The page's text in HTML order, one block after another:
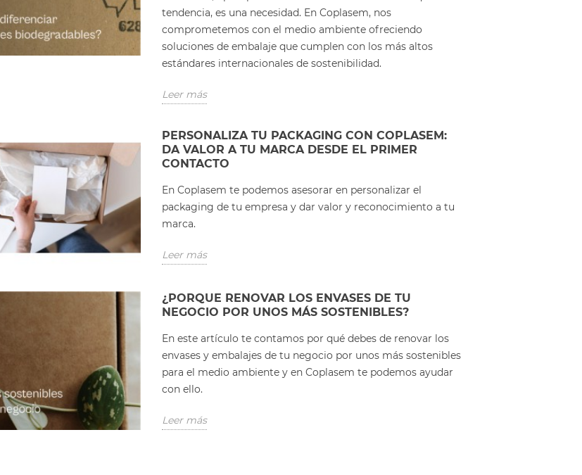
tendencia, es una necesidad. En Coplasem, nos
comprometemos con el medio ambiente ofreciendo
soluciones de embalaje que cumplen con los más altos
estándares internacionales de sostenibilidad.
Leer más
PERSONALIZA TU PACKAGING CON COPLASEM:
DA VALOR A TU MARCA DESDE EL PRIMER
CONTACTO
En Coplasem te podemos asesorar en personalizar el
packaging de tu empresa y dar valor y reconocimiento a tu
marca.
Leer más
¿PORQUE RENOVAR LOS ENVASES DE TU
NEGOCIO POR UNOS MÁS SOSTENIBLES?
En este artículo te contamos por qué debes de renovar los
envases y embalajes de tu negocio por unos más sostenibles
para el medio ambiente y en Coplasem te podemos ayudar
con ello.
Leer más